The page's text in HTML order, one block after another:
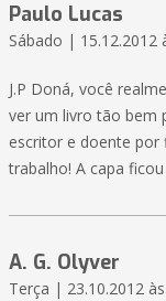
Paulo Lucas
Sábado | 15.12.2012
J.P Doná, você
ver um livro tão bem
escritor e doente por
trabalho! A capa
A. G. Olyver
Terça | 23.10.2012